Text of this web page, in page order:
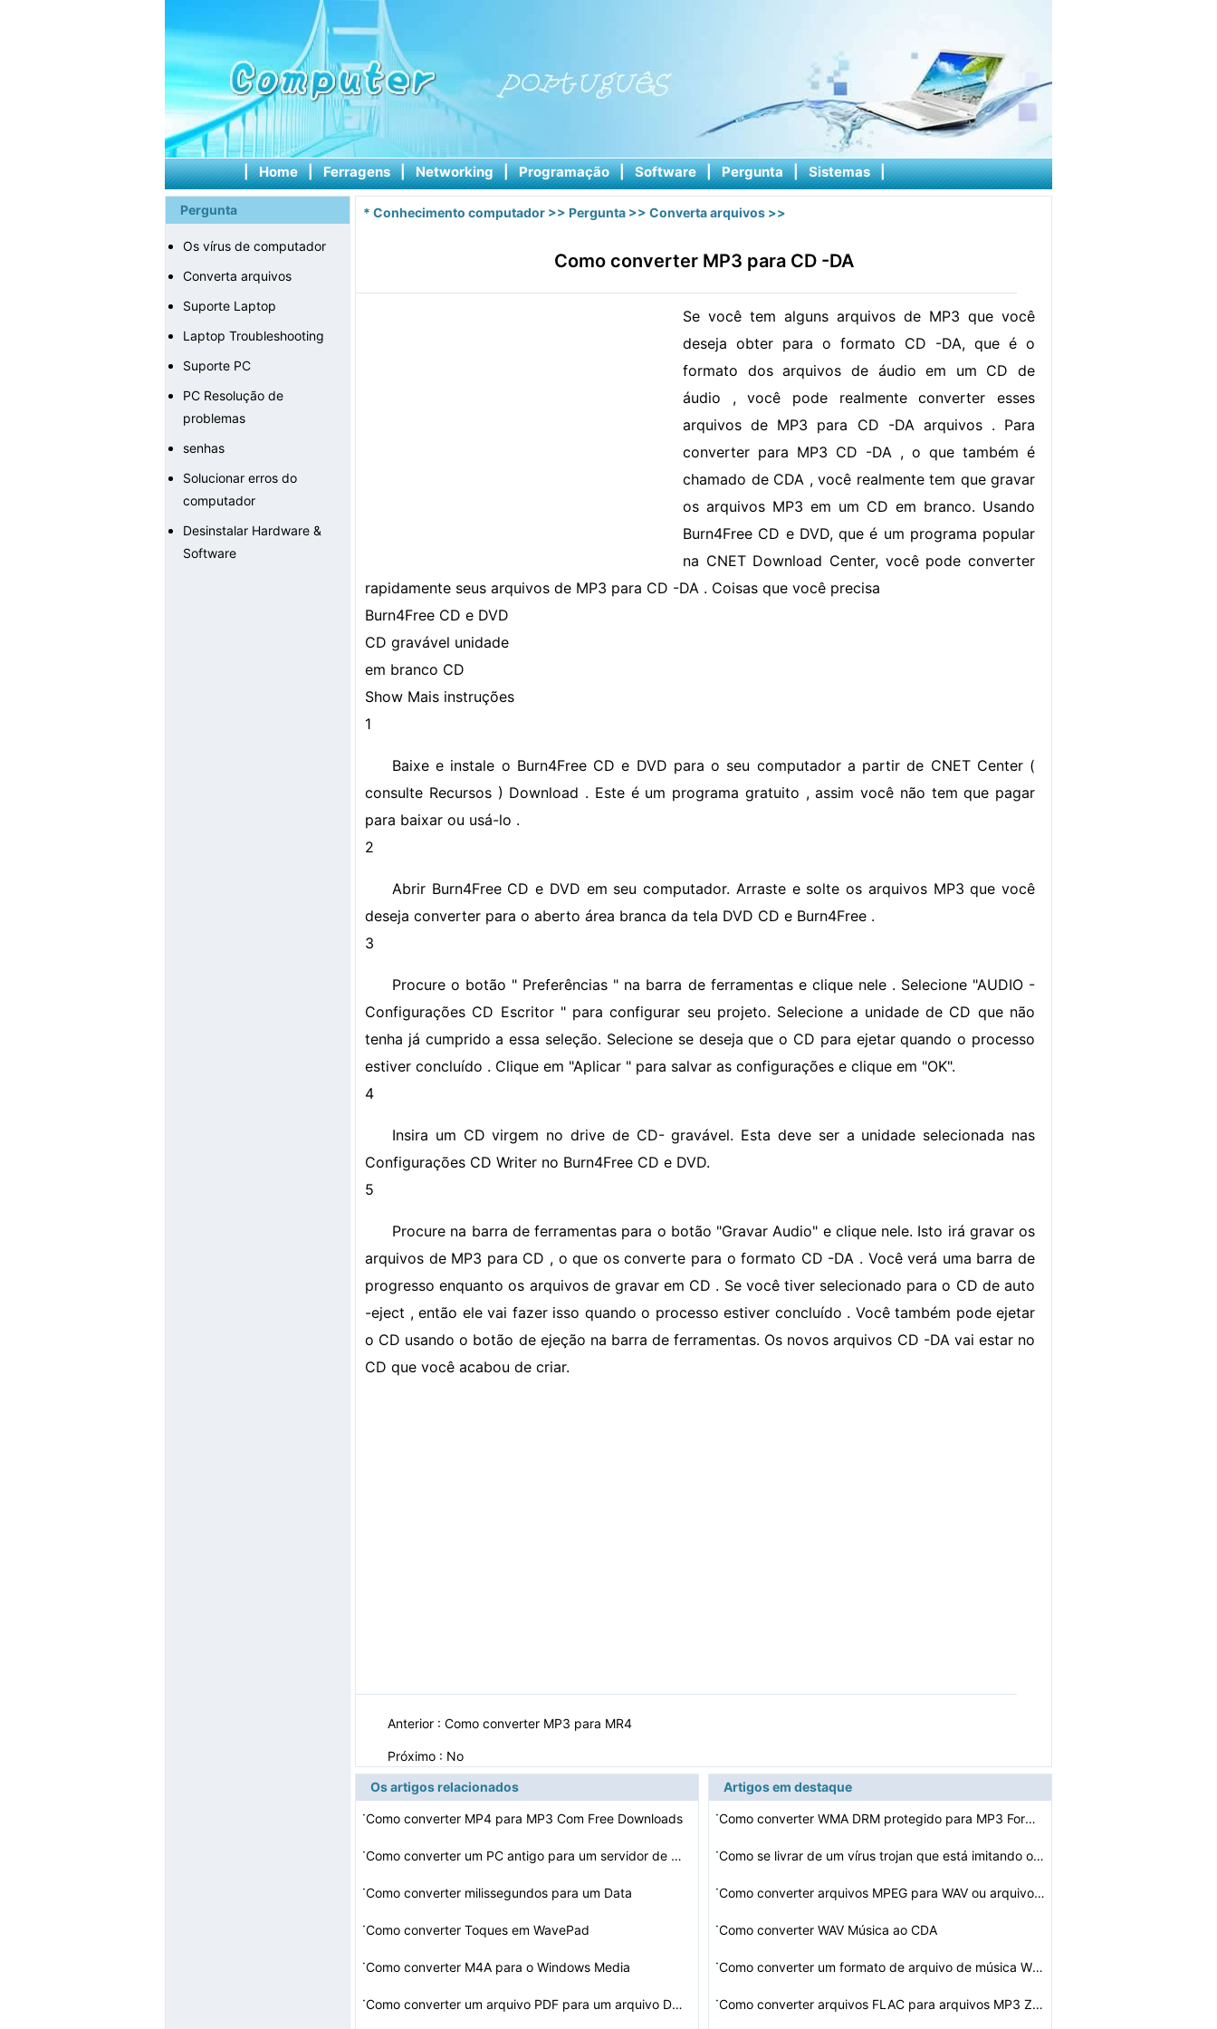
| Home | Ferragens | Networking | Programação | Software | Pergunta | Sistemas |
Pergunta
Os vírus de computador
Converta arquivos
Suporte Laptop
Laptop Troubleshooting
Suporte PC
PC Resolução de
problemas
senhas
Solucionar erros do
computador
Desinstalar Hardware &
Software
* Conhecimento computador >> Pergunta >> Converta arquivos >>
Como converter MP3 para CD -DA
Se você tem alguns arquivos de MP3 que você
deseja obter para o formato CD -DA, que é o
formato dos arquivos de áudio em um CD de
áudio , você pode realmente converter esses
arquivos de MP3 para CD -DA arquivos . Para
converter para MP3 CD -DA , o que também é
chamado de CDA , você realmente tem que gravar
os arquivos MP3 em um CD em branco. Usando
Burn4Free CD e DVD, que é um programa popular
na CNET Download Center, você pode converter
rapidamente seus arquivos de MP3 para CD -DA . Coisas que você precisa
Burn4Free CD e DVD
CD gravável unidade
em branco CD
Show Mais instruções
1
Baixe e instale o Burn4Free CD e DVD para o seu computador a partir de CNET Center (
consulte Recursos ) Download . Este é um programa gratuito , assim você não tem que pagar
para baixar ou usá-lo .
2
Abrir Burn4Free CD e DVD em seu computador. Arraste e solte os arquivos MP3 que você
deseja converter para o aberto área branca da tela DVD CD e Burn4Free .
3
Procure o botão " Preferências " na barra de ferramentas e clique nele . Selecione "AUDIO -
Configurações CD Escritor " para configurar seu projeto. Selecione a unidade de CD que não
tenha já cumprido a essa seleção. Selecione se deseja que o CD para ejetar quando o processo
estiver concluído . Clique em "Aplicar " para salvar as configurações e clique em "OK".
4
Insira um CD virgem no drive de CD- gravável. Esta deve ser a unidade selecionada nas
Configurações CD Writer no Burn4Free CD e DVD.
5
Procure na barra de ferramentas para o botão "Gravar Audio" e clique nele. Isto irá gravar os
arquivos de MP3 para CD , o que os converte para o formato CD -DA . Você verá uma barra de
progresso enquanto os arquivos de gravar em CD . Se você tiver selecionado para o CD de auto
-eject , então ele vai fazer isso quando o processo estiver concluído . Você também pode ejetar
o CD usando o botão de ejeção na barra de ferramentas. Os novos arquivos CD -DA vai estar no
CD que você acabou de criar.
Anterior : Como converter MP3 para MR4
Próximo : No
Os artigos relacionados
·Como converter MP4 para MP3 Com Free Downloads
· Como converter um PC antigo para um servidor de Música…
·Como converter milissegundos para um Data
·Como converter Toques em WavePad
·Como converter M4A para o Windows Media
· Como converter um arquivo PDF para um arquivo DWG ou DX…
Artigos em destaque
·
Como converter WMA DRM protegido para MP3 Formato
·Como se livrar de um vírus trojan que está imitando o…
· Como converter arquivos MPEG para WAV ou arquivos MP3
·Como converter WAV Música ao CDA
· Como converter um formato de arquivo de música WMA par…
· Como converter arquivos FLAC para arquivos MP3 Zune